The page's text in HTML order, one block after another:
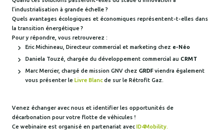
l’industrialisation à grande échelle ?
Quels avantages écologiques et économiques représentent-t-elles dans
la transition énergétique ?
Pour y répondre, vous retrouverez :
Eric Michineau, Directeur commercial et marketing chez e-Néo
Daniela Touzé, chargée du développement commercial au CRMT
Marc Mercier, chargé de mission GNV chez GRDFviendra également
vous présenter le Livre Blanc de sur le Rétrofit Gaz.
Venez échanger avec nous et identifier les opportunités de
décarbonation pour votre flotte de véhicules !
Ce webinaire est organisé en partenariat avec ID4Mobility.